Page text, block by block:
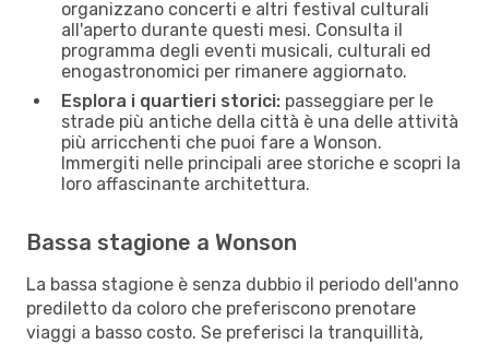
organizzano concerti e altri festival culturali
all'aperto durante questi mesi. Consulta il
programma degli eventi musicali, culturali ed
enogastronomici per rimanere aggiornato.
Esplora i quartieri storici: passeggiare per le
strade più antiche della città è una delle attività
più arricchenti che puoi fare a Wonson.
Immergiti nelle principali aree storiche e scopri la
loro affascinante architettura.
Bassa stagione a Wonson
La bassa stagione è senza dubbio il periodo dell'anno
prediletto da coloro che preferiscono prenotare
viaggi a basso costo. Se preferisci la tranquillità,